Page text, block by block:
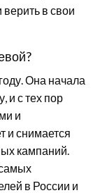
в свои
Она начала
и с тех пор
и
и снимается
кампаний.
в России и